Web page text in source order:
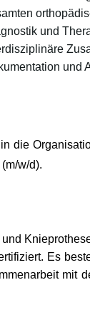
und
und
w/d).
Es
mit